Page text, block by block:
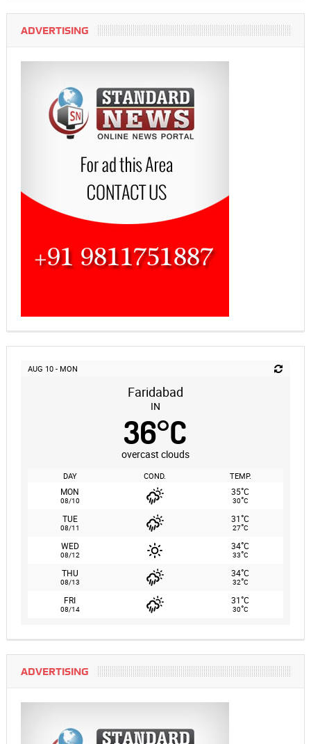
ADVERTISING
AUG 10 - MON
Faridabad
IN
36°C
overcast clouds
DAY COND. TEMP.
MON
08/10
35°C
30°C
TUE
08/11
31°C
27°C
WED
08/12
34°C
33°C
THU
08/13
34°C
32°C
FRI
08/14
31°C
30°C
ADVERTISING